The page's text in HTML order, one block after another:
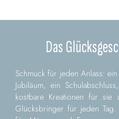
Das
Schmuck für jeden Anlass:
Jubiläum, ein
kostbare Kreationen für
Glücksbringer für jeden Tag.